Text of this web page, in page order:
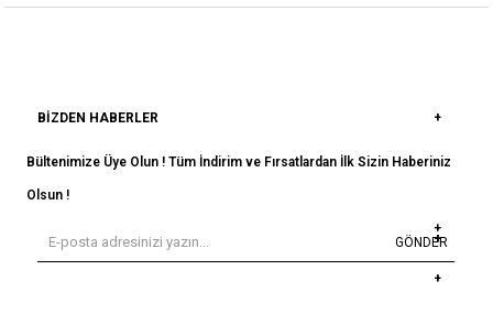
BIZDEN HABERLER
Bültenimize Üye Olun ! Tüm İndirim ve Fırsatlardan İlk Sizin Haberiniz
Olsun !
GÖNDER